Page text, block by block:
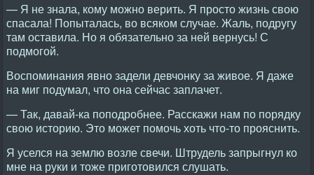
— Я не знала, кому можно верить. Я просто жизнь свою
спасала! Попыталась, во всяком случае. Жаль, подругу
там оставила. Но я обязательно за ней вернусь! С
подмогой.
Воспоминания явно задели девчонку за живое. Я даже
на миг подумал, что она сейчас заплачет.
— Так, давай-ка поподробнее. Расскажи нам по порядку
свою историю. Это может помочь хоть что-то прояснить.
Я уселся на землю возле свечи. Штрудель запрыгнул ко
мне на руки и тоже приготовился слушать.